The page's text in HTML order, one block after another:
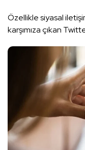
Özellikle siyasal
karşımıza çıkan